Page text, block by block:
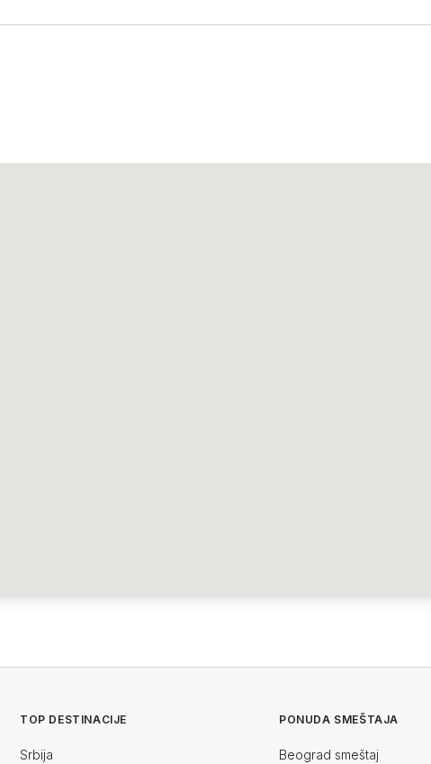
TOP DESTINACIJE
Srbija
PONUDA SMEŠTAJA
Beograd smeštaj